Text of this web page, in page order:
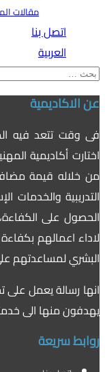
مقالات
اتصل بنا
العربية
البحث
عن:
عن الاكاديمية
فى وقت تتعد فيه
اختارت أكاديمية
من خلاله قيمة
التدريبية والخدمات
الحصول على الكفاءة،
لاداء اعمالهم
البشري لمساعدتهم
انها رسالة يعمل على
يهدفون منها الى
روابط سريعة